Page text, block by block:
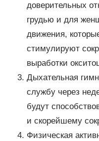
доверительных
грудью и для
движения,
стимулируют
выработки
Дыхательная
службу через
будут
и скорейшему
Физическая